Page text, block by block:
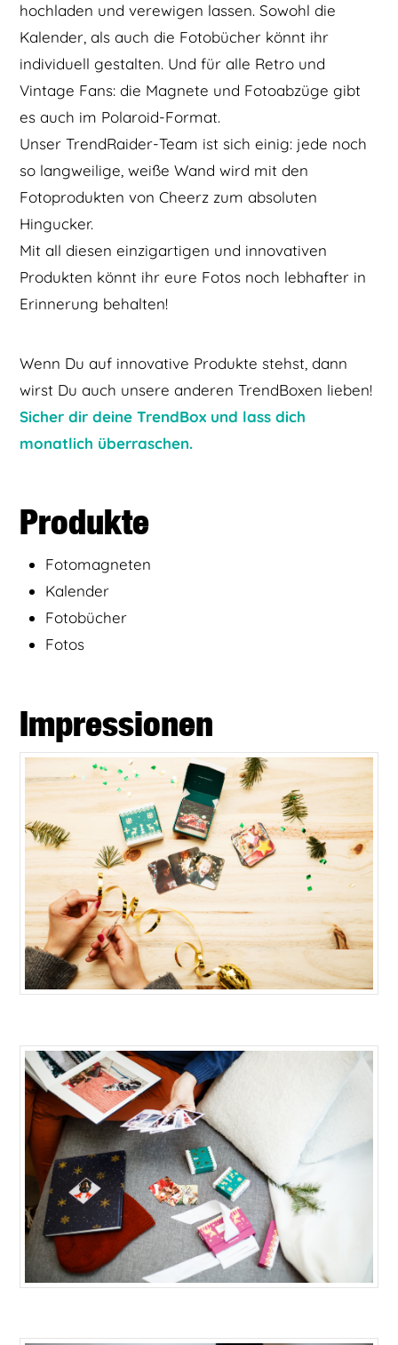
hochladen und verewigen lassen. Sowohl die
Kalender, als auch die Fotobücher könnt ihr
individuell gestalten. Und für alle Retro und
Vintage Fans: die Magnete und Fotoabzüge gibt
es auch im Polaroid-Format.
Unser TrendRaider-Team ist sich einig: jede noch
so langweilige, weiße Wand wird mit den
Fotoprodukten von Cheerz zum absoluten
Hingucker.
Mit all diesen einzigartigen und innovativen
Produkten könnt ihr eure Fotos noch lebhafter in
Erinnerung behalten!
Wenn Du auf innovative Produkte stehst, dann
wirst Du auch unsere anderen TrendBoxen lieben!
Sicher dir deine TrendBox und lass dich
monatlich überraschen.
Produkte
Fotomagneten
Kalender
Fotobücher
Fotos
Impressionen